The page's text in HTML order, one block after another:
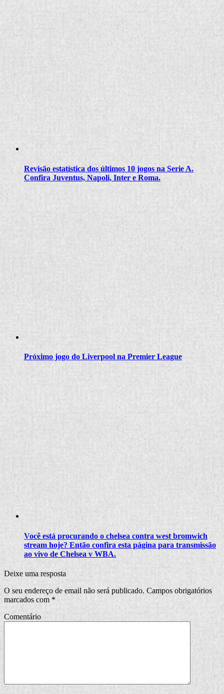
Revisão estatística dos últimos 10 jogos na Serie A.
Confira Juventus, Napoli, Inter e Roma.
Próximo jogo do Liverpool na Premier League
Você está procurando o chelsea contra west bromwich
stream hoje? Então confira esta página para transmissão
ao vivo de Chelsea v WBA.
Deixe uma resposta
O seu endereço de email não será publicado. Campos obrigatórios
marcados com *
Comentário